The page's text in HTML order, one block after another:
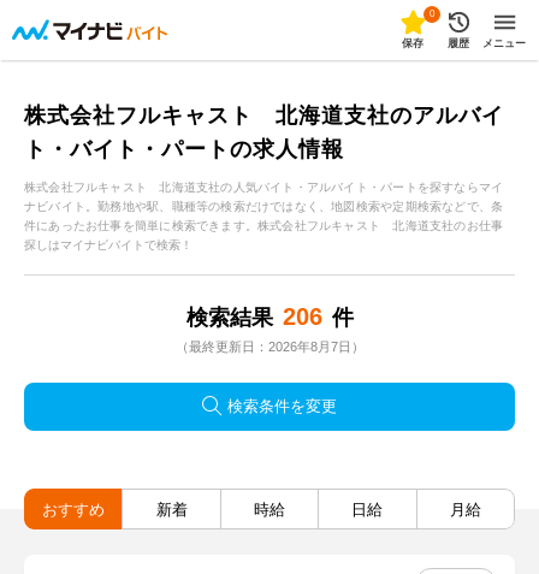
0
保存 履歴 メニュー
株式会社フルキャスト 北海道支社のアルバイ
ト・バイト・パートの求人情報
株式会社フルキャスト 北海道支社の人気バイト・アルバイト・パートを探すならマイ
ナビバイト。勤務地や駅、職種等の検索だけではなく、地図検索や定期検索などで、条
件にあったお仕事を簡単に検索できます。株式会社フルキャスト 北海道支社のお仕事
探しはマイナビバイトで検索！
検索結果 206 件
（最終更新日：2026年8月7日）
検索条件を変更
おすすめ 新着 時給 日給 月給